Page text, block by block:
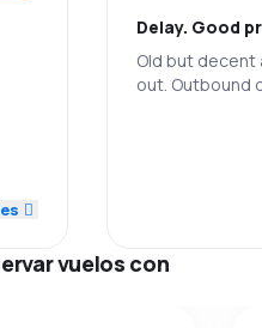
5.0
4.0
Delay. Good
Old but decent
out. Outbound
Red de
vuelos con